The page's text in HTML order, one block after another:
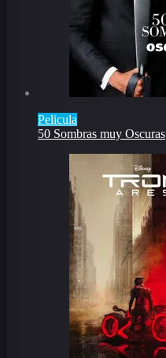
Pelicula
50 Sombras muy Oscuras